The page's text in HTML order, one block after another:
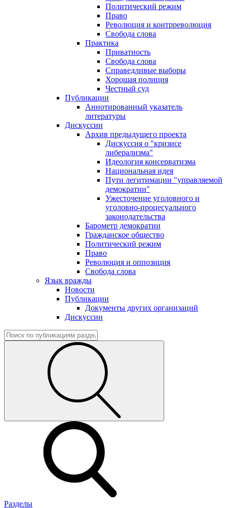
Политический режим
Право
Революция и контрреволюция
Свобода слова
Практика
Приватность
Свобода слова
Справедливые выборы
Хорошая полиция
Честный суд
Публикации
Аннотированный указатель
литературы
Дискуссии
Архив предыдущего проекта
Дискуссия о "кризисе
либерализма"
Идеология консерватизма
Национальная идея
Пути легитимации "управляемой
демократии"
Ужесточение уголовного и
уголовно-процесуального
законодательства
Барометр демократии
Гражданское общество
Политический режим
Право
Революция и оппозиция
Свобода слова
Язык вражды
Новости
Публикации
Документы других организаций
Дискуссии
Разделы